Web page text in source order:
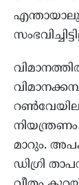
മാറും.
ഡിഗ്രി